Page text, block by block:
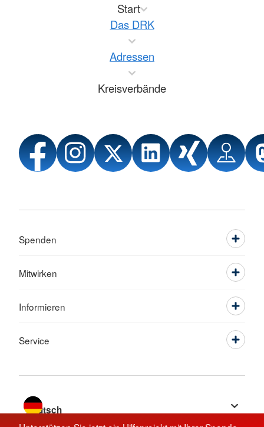
Start
Das DRK
Adressen
Kreisverbände
Spenden
Mitwirken
Informieren
Service
Sprache wechseln zu